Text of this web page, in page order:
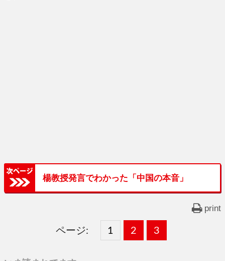
楊教授発言でわかった「中国の本音」
print
ページ:
固
1 ,
固
2 ,
固
3